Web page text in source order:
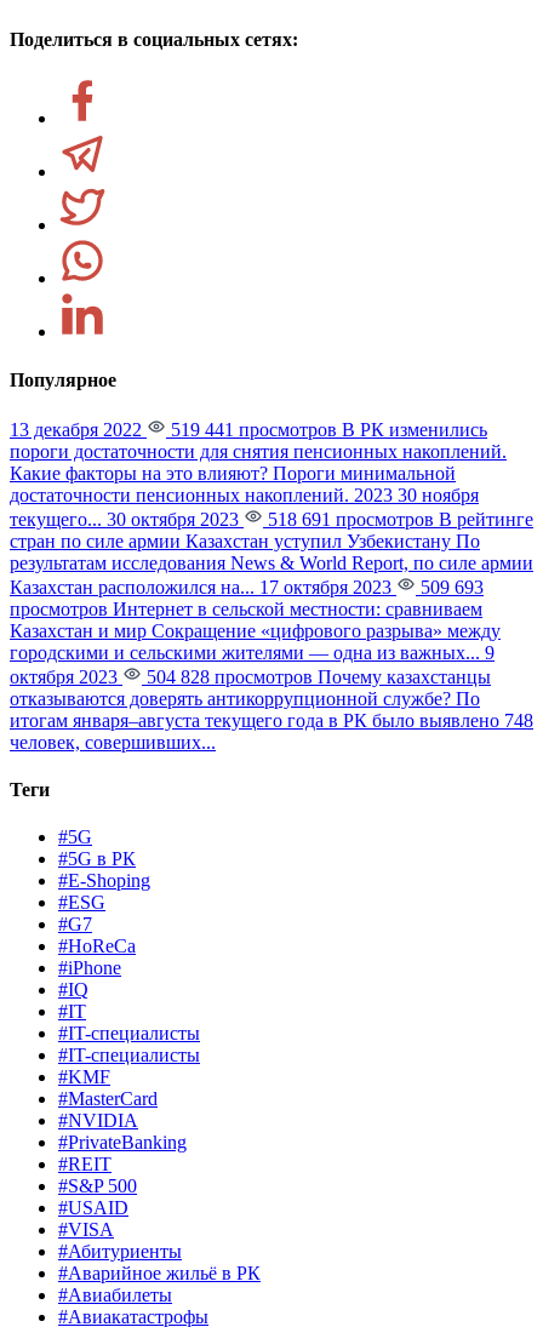
Поделиться в социальных сетях:
Популярное
13 декабря 2022 519 441 просмотров В РК изменились
пороги достаточности для снятия пенсионных накоплений.
Какие факторы на это влияют? Пороги минимальной
достаточности пенсионных накоплений. 2023 30 ноября
текущего... 30 октября 2023 518 691 просмотров В рейтинге
стран по силе армии Казахстан уступил Узбекистану По
результатам исследования News & World Report, по силе армии
Казахстан расположился на... 17 октября 2023
509 693
просмотров Интернет в сельской местности: сравниваем
Казахстан и мир Сокращение «цифрового разрыва» между
городскими и сельскими жителями — одна из важных... 9
октября 2023
504 828 просмотров Почему казахстанцы
отказываются доверять антикоррупционной службе? По
итогам января–августа текущего года в РК было выявлено 748
человек, совершивших...
Теги
#5G
#5G в РК
#E-Shoping
#ESG
#G7
#HoReCa
#iPhone
#IQ
#IT
#IT-специалисты
#IT-специалисты
#KMF
#MasterCard
#NVIDIA
#PrivateBanking
#REIT
#S&P 500
#USAID
#VISA
#Абитуриенты
#Аварийное жильё в РК
#Авиабилеты
#Авиакатастрофы